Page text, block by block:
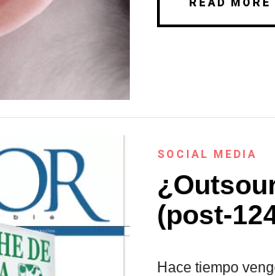
READ MORE
SOCIAL MEDIA
(post-
Hace tiempo